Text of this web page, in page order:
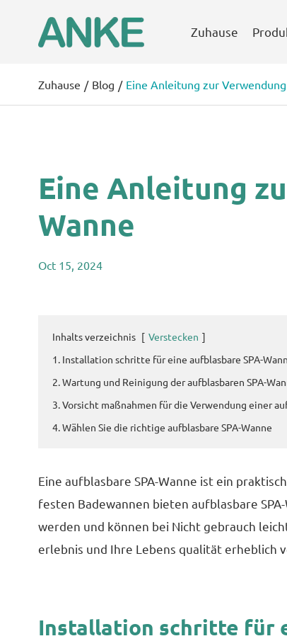
Zuhause
Zuhause Blog Eine Anleitung zur
Eine Anleitung
Wanne
Oct 15, 2024
Inhalts verzeichnis [ Verstecken ]
1. Installation schritte für eine aufblasbare SPA-
2. Wartung und Reinigung der aufblasbaren SPA-
3. Vorsicht maßnahmen für die Verwendung einer
4. Wählen Sie die richtige aufblasbare SPA-Wanne
Eine aufblasbare SPA-Wanne ist ein
festen Badewannen bieten aufblasbare
werden und können bei Nicht gebrauch
erlebnis und Ihre Lebens qualität erheblich
Installation schritte für